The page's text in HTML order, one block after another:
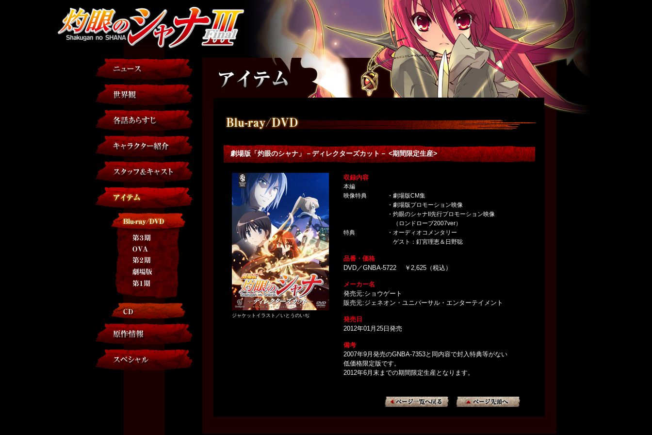
劇場版「灼眼のシャナ」－ディレクターズカット－ <期間限定生産>
ジャケットイラスト／いとうのいぢ
収録内容
本編
映像特典
・劇場版CM集
・劇場版プロモーション映像
・灼眼のシャナII先行プロモーション映像
（ロンドローブ2007ver）
特典
・オーディオコメンタリー
ゲスト：釘宮理恵＆日野聡
品番・価格
DVD／GNBA-5722 ￥2,625（税込）
メーカー名
発売元:ショウゲート
販売元:ジェネオン・ユニバーサル・エンターテイメント
発売日
2012年01月25日発売
備考
2007年9月発売のGNBA-7353と同内容で封入特典等がない
低価格限定版です。
2012年6月末までの期間限定生産となります。